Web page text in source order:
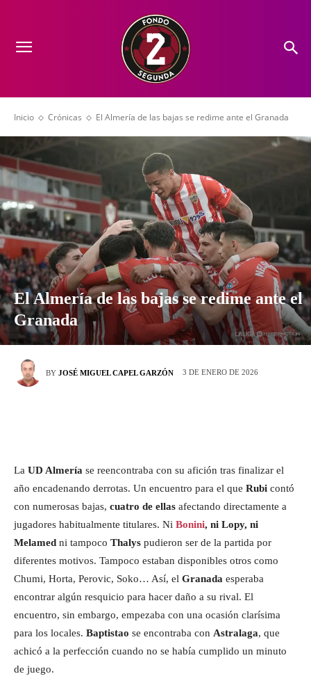
Inicio Crónicas El Almería de las bajas se redime ante el Granada
El Almería de las bajas se redime ante el
Granada
BY JOSÉ MIGUEL CAPEL GARZÓN 3 DE ENERO DE 2026
La UD Almería se reencontraba con su afición tras finalizar el
año encadenando derrotas. Un encuentro para el que Rubi contó
con numerosas bajas, cuatro de ellas afectando directamente a
jugadores habitualmente titulares. Ni Bonini, ni Lopy, ni
Melamed ni tampoco Thalys pudieron ser de la partida por
diferentes motivos. Tampoco estaban disponibles otros como
Chumi, Horta, Perovic, Soko… Así, el Granada esperaba
encontrar algún resquicio para hacer daño a su rival. El
encuentro, sin embargo, empezaba con una ocasión clarísima
para los locales. Baptistao se encontraba con Astralaga, que
achicó a la perfección cuando no se había cumplido un minuto
de juego.